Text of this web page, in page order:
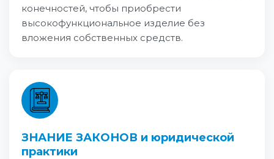
конечностей, чтобы приобрести
высокофункциональное изделие без
вложения собственных средств.
ЗНАНИЕ ЗАКОНОВ и юридической
практики